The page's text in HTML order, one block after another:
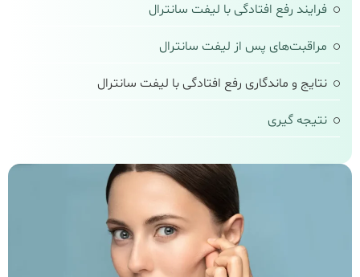
فرایند رفع افتادگی با لیفت سانترال
مراقبت‌های پس از لیفت سانترال
نتایج و ماندگاری رفع افتادگی با لیفت سانترال
نتیجه‌ گیری